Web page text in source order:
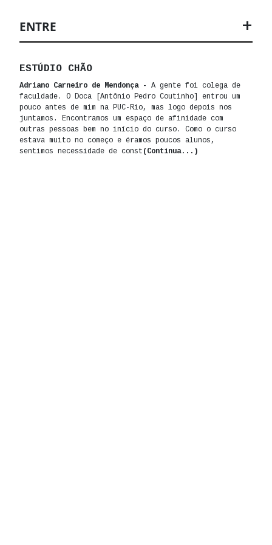
ENTRE
ESTÚDIO CHÃO
Adriano Carneiro de Mendonça -
A gente foi colega de
faculdade. O Doca [Antônio Pedro Coutinho] entrou um
pouco antes de mim na PUC-Rio, mas logo depois nos
juntamos. Encontramos um espaço de afinidade com
outras pessoas bem no início do curso. Como o curso
estava muito no começo e éramos poucos alunos,
sentimos necessidade de const (Continua...)